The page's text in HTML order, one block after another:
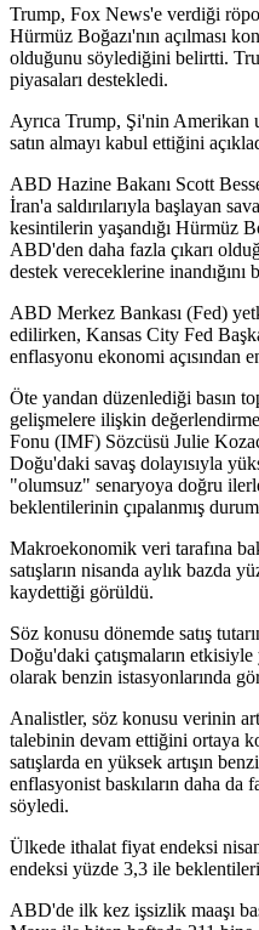
Trump, Fox News'e verdiği
Hürmüz Boğazı'nın açılması
olduğunu söylediğini belirtti.
piyasaları destekledi.
Ayrıca Trump, Şi'nin Amerikan
satın almayı kabul ettiğini
ABD Hazine Bakanı Scott
İran'a saldırılarıyla başlayan
kesintilerin yaşandığı Hürmüz
ABD'den daha fazla çıkarı
destek vereceklerine inandığını
ABD Merkez Bankası (Fed)
edilirken, Kansas City Fed
enflasyonu ekonomi açısından
Öte yandan düzenlediği basın
gelişmelere ilişkin
Fonu (IMF) Sözcüsü Julie
Doğu'daki savaş dolayısıyla
"olumsuz" senaryoya doğru
beklentilerinin çıpalanmış
Makroekonomik veri tarafına
satışların nisanda aylık bazda
kaydettiği görüldü.
Söz konusu dönemde satış
Doğu'daki çatışmaların
olarak benzin istasyonlarında
Analistler, söz konusu verinin
talebinin devam ettiğini ortaya
satışlarda en yüksek artışın
enflasyonist baskıların daha
söyledi.
Ülkede ithalat fiyat endeksi
endeksi yüzde 3,3 ile
ABD'de ilk kez işsizlik maaşı